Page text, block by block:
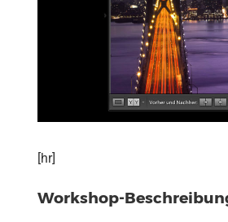
[hr]
Workshop-